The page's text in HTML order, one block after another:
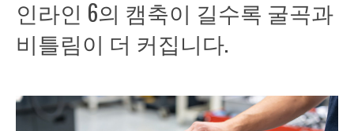
인라인 6의 캠축이 길수록 굴곡과
비틀림이 더 커집니다.